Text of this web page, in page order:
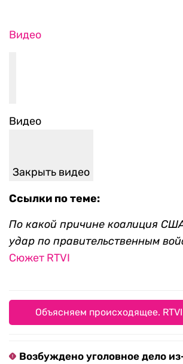
Видео
Видео
Закрыть видео
Ссылки по теме:
По какой причине коалиция
удар по правительственным
Сюжет RTVI
Объясняем происходящее.
Возбуждено уголовное дело